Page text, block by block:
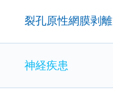
裂孔原性網膜剥離
神経疾患